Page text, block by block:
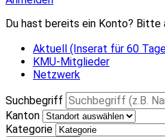
Du hast bereits ein Konto? Bitte
Aktuell (Inserat für 60
KMU-Mitglieder
Netzwerk
Suchbegriff
Kanton
Kategorie